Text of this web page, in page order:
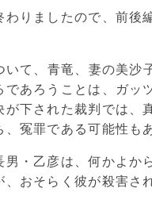
りましたので、前後
いて、青竜、妻の美沙
あろうことは、ガッ
が下された裁判では、
冤罪である可能性も
・乙彦は、何かよか
おそらく彼が殺害さ